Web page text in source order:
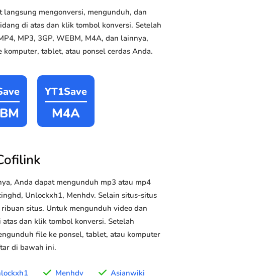
langsung mengonversi, mengunduh, dan
di atas dan klik tombol konversi. Setelah
MP3, 3GP, WEBM, M4A, dan lainnya,
tablet, atau ponsel cerdas Anda.
YT1Save
M4A
Anda dapat mengunduh mp3 atau mp4
Unlockxh1, Menhdv. Selain situs-situs
situs. Untuk mengunduh video dan
dan klik tombol konversi. Setelah
file ke ponsel, tablet, atau komputer
di bawah ini.
Menhdv Asianwiki